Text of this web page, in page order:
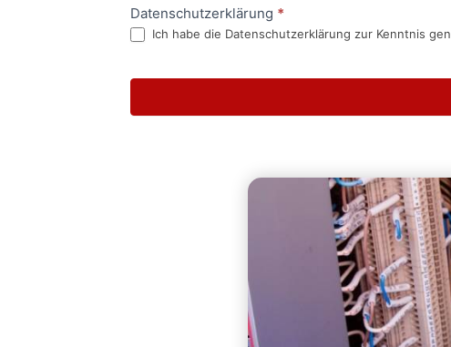
Datenschutzerklärung *
Ich habe die Datenschutzerklärung zur Kenntnis